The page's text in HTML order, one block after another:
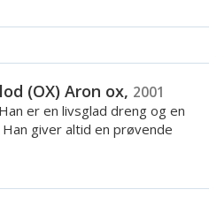
(OX) Aron ox, 2001
er en livsglad dreng og en
giver altid en prøvende